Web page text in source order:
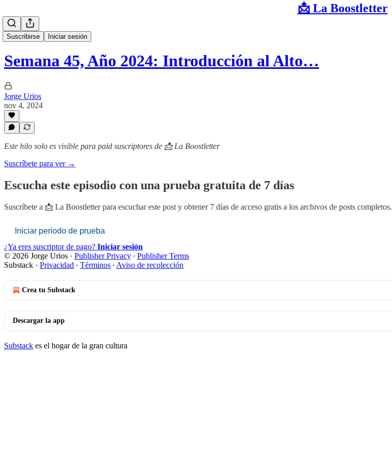
📩 La Boostletter
Suscribirse Iniciar sesión
Semana 45, Año 2024: Introducción al Alto…
Jorge Urios
nov 4, 2024
Este hilo solo es visible para paid suscriptores de 📩 La Boostletter
Suscríbete para ver →
Escucha este episodio con una prueba gratuita de 7 días
Suscríbete a 📩 La Boostletterpara escuchar este post y obtener 7 días de acceso gratis a los archivos de posts completos.
Iniciar periodo de prueba
¿Ya eres suscriptor de pago? Iniciar sesión
© 2026 Jorge Urios · Publisher Privacy ∙ Publisher Terms
Substack · Privacidad ∙ Términos ∙ Aviso de recolección
Crea tu Substack
Descargar la app
Substack es el hogar de la gran cultura